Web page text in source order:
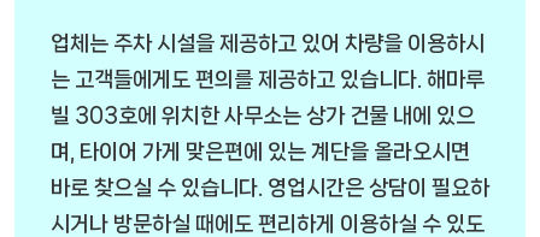
업체는 주차 시설을 제공하고 있어 차량을 이용하시
는 고객들에게도 편의를 제공하고 있습니다. 해마루
빌 303호에 위치한 사무소는 상가 건물 내에 있으
며, 타이어 가게 맞은편에 있는 계단을 올라오시면
바로 찾으실 수 있습니다. 영업시간은 상담이 필요하
시거나 방문하실 때에도 편리하게 이용하실 수 있도